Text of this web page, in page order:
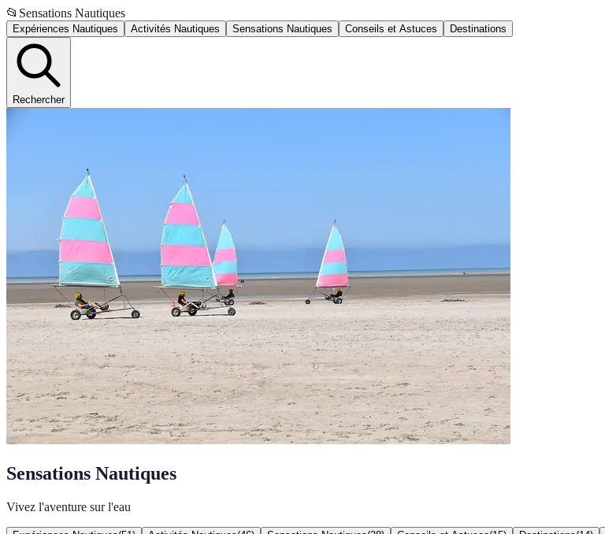
📂 Sensations Nautiques
Expériences Nautiques Activités Nautiques Sensations Nautiques Conseils et Astuces Destinations
Rechercher
Sensations Nautiques
Vivez l'aventure sur l'eau